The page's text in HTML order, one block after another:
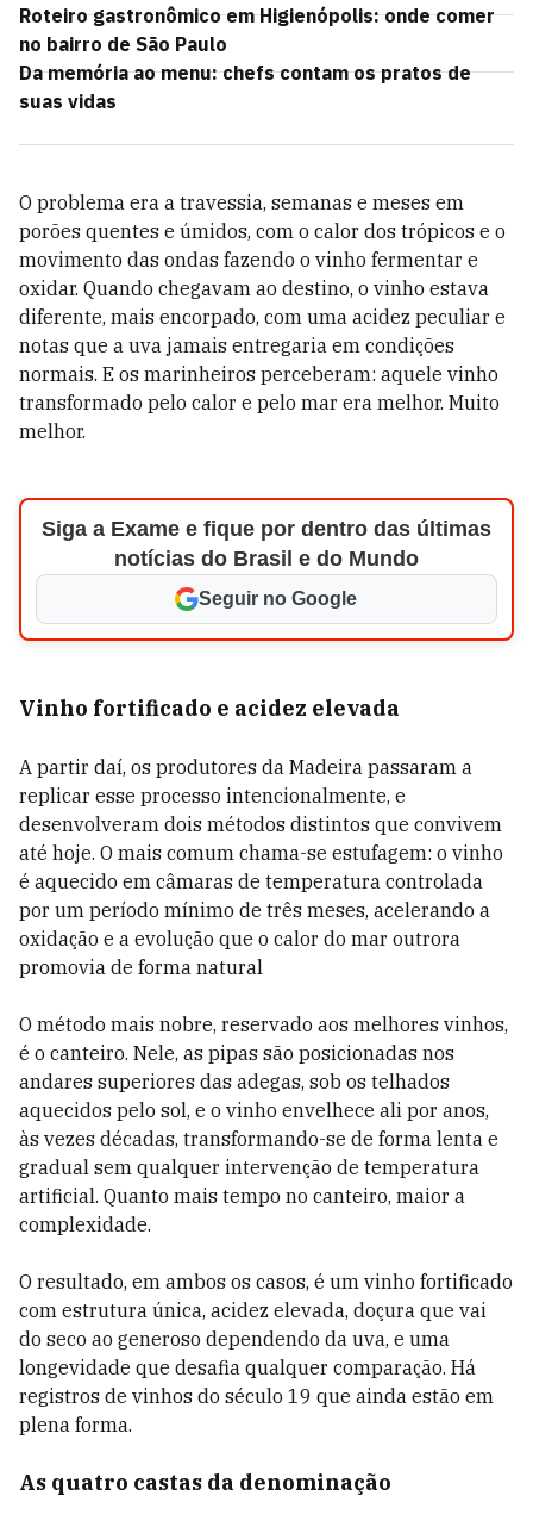
Roteiro gastronômico em Higienópolis: onde comer
no bairro de São Paulo
Da memória ao menu: chefs contam os pratos de
suas vidas
O problema era a travessia, semanas e meses em
porões quentes e úmidos, com o calor dos trópicos e o
movimento das ondas fazendo o vinho fermentar e
oxidar. Quando chegavam ao destino, o vinho estava
diferente, mais encorpado, com uma acidez peculiar e
notas que a uva jamais entregaria em condições
normais. E os marinheiros perceberam: aquele vinho
transformado pelo calor e pelo mar era melhor. Muito
melhor.
Siga a Exame e fique por dentro das últimas
notícias do Brasil e do Mundo
Seguir no Google
Vinho fortificado e acidez elevada
A partir daí, os produtores da Madeira passaram a
replicar esse processo intencionalmente, e
desenvolveram dois métodos distintos que convivem
até hoje. O mais comum chama-se estufagem: o vinho
é aquecido em câmaras de temperatura controlada
por um período mínimo de três meses, acelerando a
oxidação e a evolução que o calor do mar outrora
promovia de forma natural
O método mais nobre, reservado aos melhores vinhos,
é o canteiro. Nele, as pipas são posicionadas nos
andares superiores das adegas, sob os telhados
aquecidos pelo sol, e o vinho envelhece ali por anos,
às vezes décadas, transformando-se de forma lenta e
gradual sem qualquer intervenção de temperatura
artificial. Quanto mais tempo no canteiro, maior a
complexidade.
O resultado, em ambos os casos, é um vinho fortificado
com estrutura única, acidez elevada, doçura que vai
do seco ao generoso dependendo da uva, e uma
longevidade que desafia qualquer comparação. Há
registros de vinhos do século 19 que ainda estão em
plena forma.
As quatro castas da denominação